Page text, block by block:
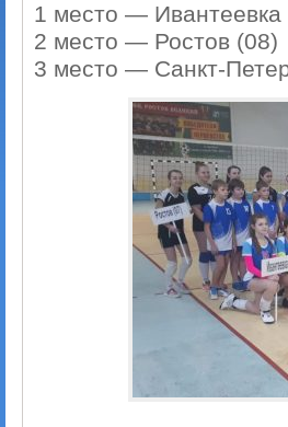
1 место — Ивантеевка
2 место — Ростов (08)
3 место — Санкт-